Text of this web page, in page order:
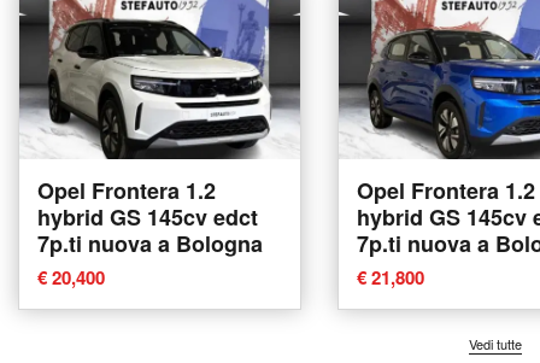
Opel Frontera 1.2
hybrid GS 145cv edct
7p.ti nuova a Bologna
€ 20,400
Opel Frontera 1.2
hybrid GS 145cv
7p.ti nuova a
€ 21,800
Vedi tutte